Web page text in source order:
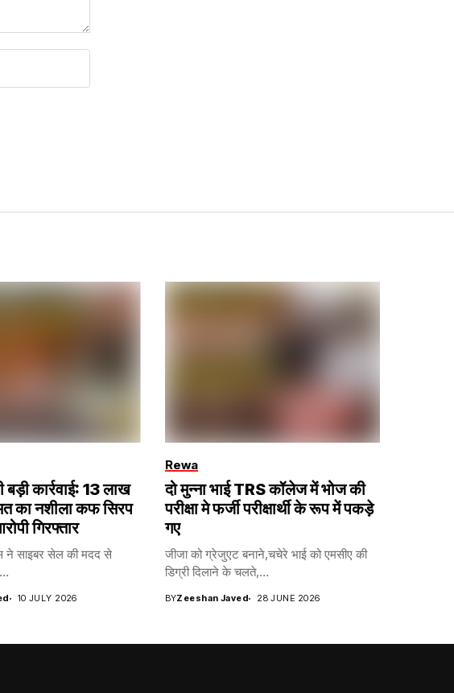
बड़ी कार्रवाई: 13 लाख
का नशीला कफ सिरप
गिरफ्तार
ने साइबर सेल की मदद से
10 JULY 2026
Rewa
दो मुन्ना भाई TRS कॉलेज में भोज की
परीक्षा मे फर्जी परीक्षार्थी के रूप में पकड़े
गए
जीजा को ग्रेजुएट बनाने,चचेरे भाई को एमसीए की
डिग्री दिलाने के चलते,...
BYZeeshan Javed 28 JUNE 2026